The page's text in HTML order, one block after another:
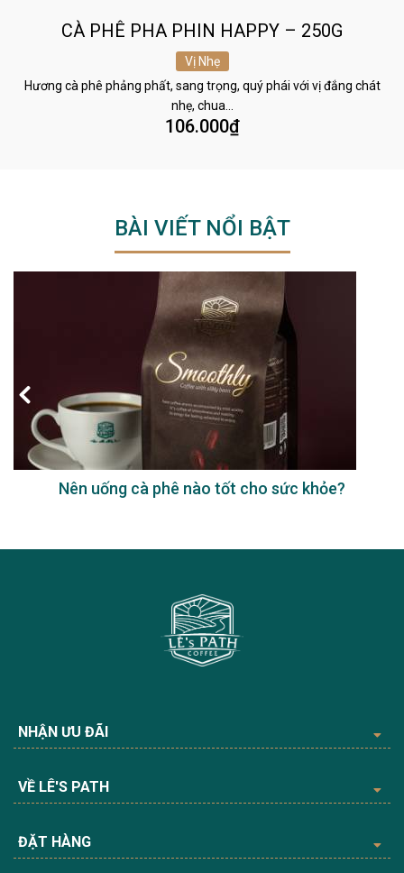
CÀ PHÊ PHA PHIN HAPPY – 250G
Vị Nhẹ
Hương cà phê phảng phất, sang trọng, quý phái với vị đắng chát
nhẹ, chua…
106.000₫
BÀI VIẾT NỔI BẬT
Nên uống cà phê nào tốt cho sức khỏe?
NHẬN ƯU ĐÃI
VỀ LÊ'S PATH
ĐẶT HÀNG